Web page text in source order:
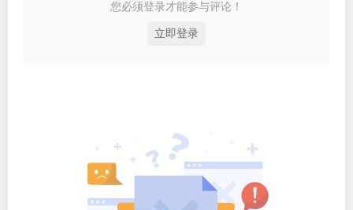
您必须登录才能参与评论！
立即登录